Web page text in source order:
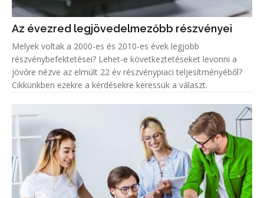
Az évezred legjövedelmezőbb részvényei
Melyek voltak a 2000-es és 2010-es évek legjobb
részvénybefektetései? Lehet-e következtetéseket levonni a
jövőre nézve az elmúlt 22 év részvénypiaci teljesítményéből?
Cikkünkben ezekre a kérdésekre keressük a választ.